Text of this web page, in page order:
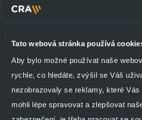
Tato webová stránka používá
Aby bylo možné používat naše
rychle, co hledáte, zvýšil se Váš
nezobrazovaly se reklamy, které
mohli lépe spravovat a zlepšovat
kladou důraz na moderní pojetí data
nástroje, ERP, či nástroje pro project
automatizaci a datové transformaci